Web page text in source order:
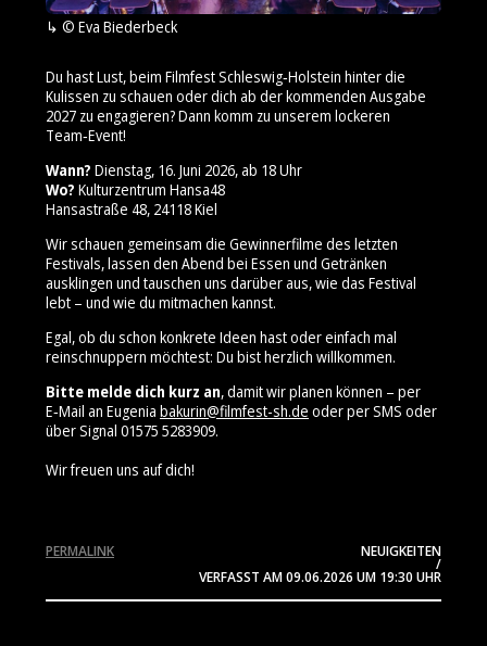
© Eva Biederbeck
Du hast Lust, beim Filmfest Schleswig‑Holstein hinter die
Kulissen zu schauen oder dich ab der kommenden Ausgabe
2027 zu engagieren? Dann komm zu unserem lockeren
Team‑Event!
Wann? Dienstag, 16. Juni 2026, ab 18 Uhr
Wo? Kulturzentrum Hansa48
Hansastraße 48, 24118 Kiel
Wir schauen gemeinsam die Gewinnerfilme des letzten
Festivals, lassen den Abend bei Essen und Getränken
ausklingen und tauschen uns darüber aus, wie das Festival
lebt – und wie du mitmachen kannst.
Egal, ob du schon konkrete Ideen hast oder einfach mal
reinschnuppern möchtest: Du bist herzlich willkommen.
Bitte melde dich kurz an, damit wir planen können – per
E‑Mail an Eugenia bakurin@filmfest-sh.de oder per SMS oder
über Signal 01575 5283909⁩.
Wir freuen uns auf dich!
NEUIGKEITEN
/
VERFASST AM09.06.2026 UM 19:30 UHR
PERMALINK